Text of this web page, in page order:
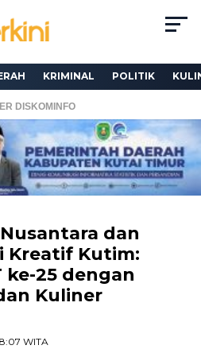
KRIMINAL POLITIK
DISKOMINFO
dan
Kreatif Kutim:
ke-25 dengan
Kuliner
WITA